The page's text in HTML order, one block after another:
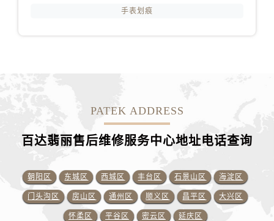
手表划痕
PATEK ADDRESS
百达翡丽售后维修服务中心地址电话查询
朝阳区 东城区 西城区 丰台区 石景山区 海淀区
门头沟区 房山区 通州区 顺义区 昌平区 大兴区
怀柔区 平谷区 密云区 延庆区